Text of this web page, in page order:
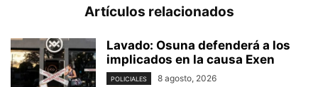
Artículos relacionados
Lavado: Osuna defenderá a los
implicados en la causa Exen
POLICIALES 8 agosto, 2026